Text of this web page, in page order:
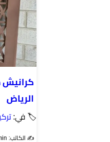
الرياض
🏷 في:
✍️ الكاتب: admin